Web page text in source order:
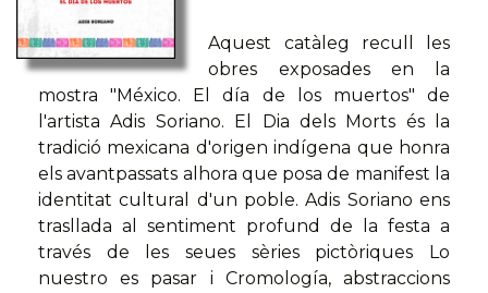
Aquest catàleg recull les
obres exposades en la
mostra "México. El día de los muertos" de
l'artista Adis Soriano. El Dia dels Morts és la
tradició mexicana d'origen indígena que honra
els avantpassats alhora que posa de manifest la
identitat cultural d'un poble. Adis Soriano ens
trasllada al sentiment profund de la festa a
través de les seues sèries pictòriques Lo
nuestro es pasar i Cromología, abstraccions